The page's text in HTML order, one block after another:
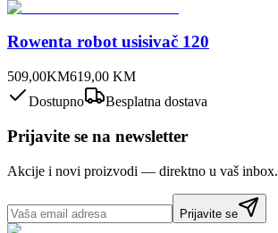
Rowenta robot usisivač 120
509,00KM619,00 KM
Dostupno
Besplatna dostava
Prijavite se na newsletter
Akcije i novi proizvodi — direktno u vaš inbox.
Prijavite se